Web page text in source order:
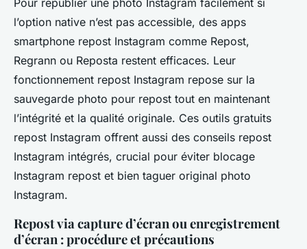
Pour republier une photo Instagram facilement si
l’option native n’est pas accessible, des apps
smartphone repost Instagram comme Repost,
Regrann ou Reposta restent efficaces. Leur
fonctionnement repost Instagram repose sur la
sauvegarde photo pour repost tout en maintenant
l’intégrité et la qualité originale. Ces outils gratuits
repost Instagram offrent aussi des conseils repost
Instagram intégrés, crucial pour éviter blocage
Instagram repost et bien taguer original photo
Instagram.
Repost via capture d’écran ou enregistrement
d’écran : procédure et précautions